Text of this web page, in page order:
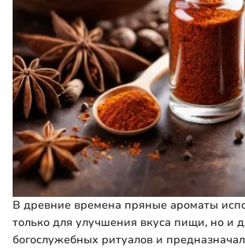
В древние времена пряные ароматы
только для улучшения вкуса пищи, но и
богослужебных ритуалов и